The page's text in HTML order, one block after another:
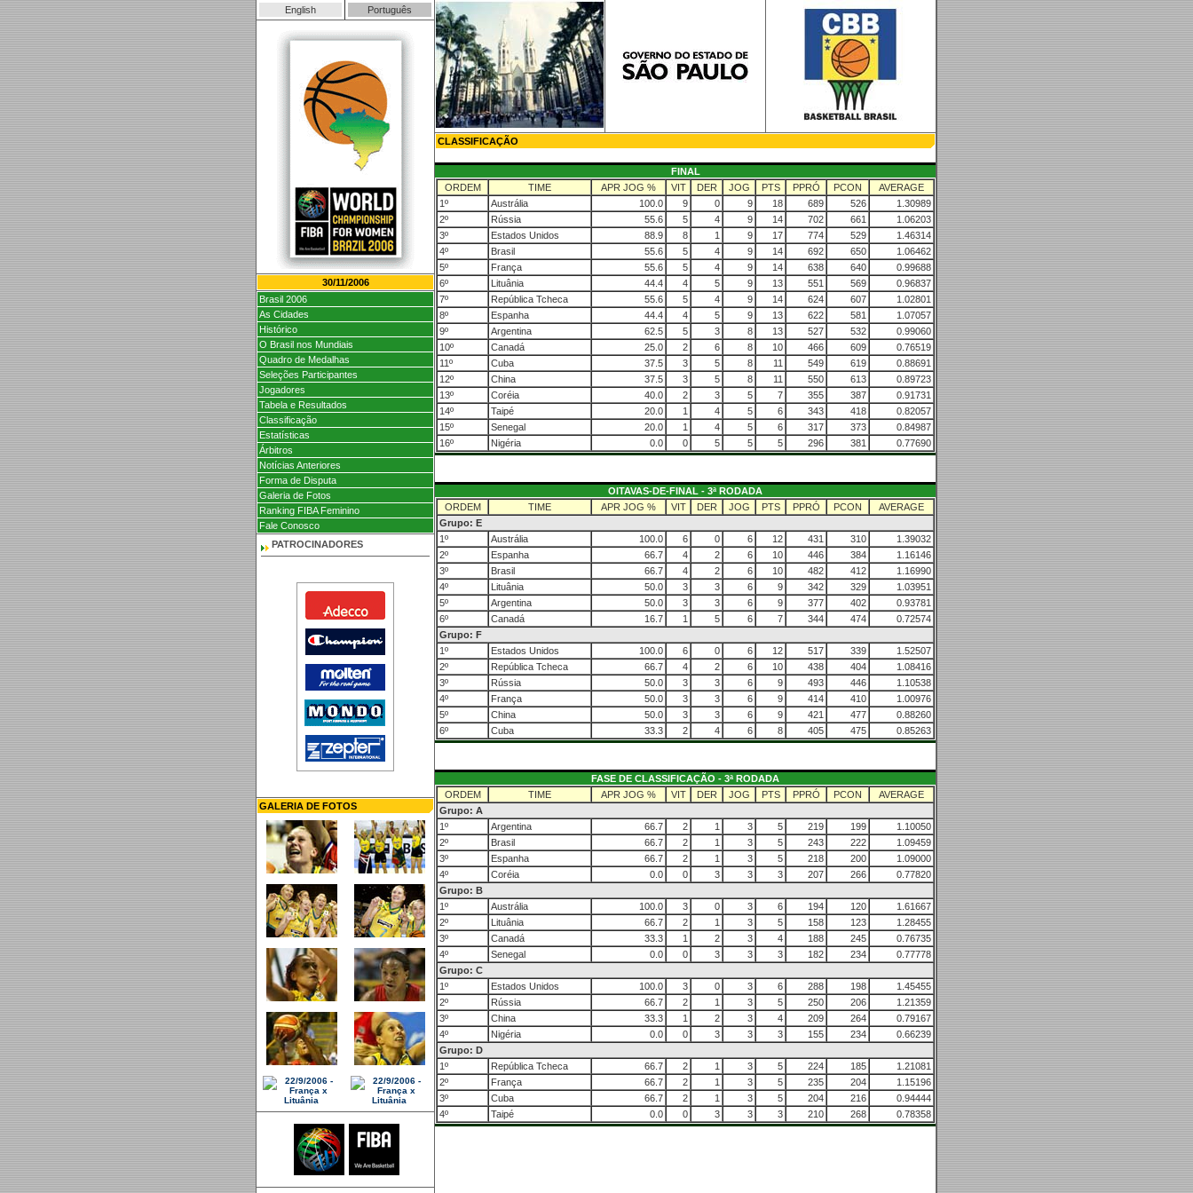
English Português
30/11/2006
Brasil 2006
As Cidades
Histórico
O Brasil nos Mundiais
Quadro de Medalhas
Seleções Participantes
Jogadores
Tabela e Resultados
Classificação
Estatísticas
Árbitros
Notícias Anteriores
Forma de Disputa
Galeria de Fotos
Ranking FIBA Feminino
Fale Conosco
PATROCINADORES
GALERIA DE FOTOS
CLASSIFICAÇÃO
FINAL
ORDEM
TIME APR JOG % VIT DER JOG PTS PPRÓ PCON
AVERAGE
1º
Austrália 100.0 9 0 9 18 689 526
1.30989
2º
Rússia 55.6 5 4 9 14 702 661
1.06203
3º
Estados Unidos 88.9 8 1 9 17 774 529
1.46314
4º
Brasil 55.6 5 4 9 14 692 650
1.06462
5º
França 55.6 5 4 9 14 638 640
0.99688
6º
Lituânia 44.4 4 5 9 13 551 569
0.96837
7º
República Tcheca 55.6 5 4 9 14 624 607
1.02801
8º
Espanha 44.4 4 5 9 13 622 581
1.07057
9º
Argentina 62.5 5 3 8 13 527 532
0.99060
10º
Canadá 25.0 2 6 8 10 466 609
0.76519
11º
Cuba 37.5 3 5 8 11 549 619
0.88691
12º
China 37.5 3 5 8 11 550 613
0.89723
13º
Coréia 40.0 2 3 5 7 355 387
0.91731
14º
Taipé 20.0 1 4 5 6 343 418
0.82057
15º
Senegal 20.0 1 4 5 6 317 373
0.84987
16º
Nigéria 0.0 0 5 5 5 296 381 0.77690
OITAVAS-DE-FINAL - 3ª RODADA
ORDEM
TIME APR JOG % VIT DER JOG PTS PPRÓ PCON
AVERAGE
Grupo: E
1º
Austrália 100.0 6 0 6 12 431 310
1.39032
2º
Espanha 66.7 4 2 6 10 446 384
1.16146
3º
Brasil 66.7 4 2 6 10 482 412
1.16990
4º
Lituânia 50.0 3 3 6 9 342 329
1.03951
5º
Argentina 50.0 3 3 6 9 377 402
0.93781
6º
Canadá 16.7 1 5 6 7 344 474
0.72574
Grupo: F
1º
Estados Unidos 100.0 6 0 6 12 517 339
1.52507
2º
República Tcheca 66.7 4 2 6 10 438 404
1.08416
3º
Rússia 50.0 3 3 6 9 493 446
1.10538
4º
França 50.0 3 3 6 9 414 410
1.00976
5º
China 50.0 3 3 6 9 421 477
0.88260
6º
Cuba 33.3 2 4 6 8 405 475 0.85263
FASE DE CLASSIFICAÇÃO - 3ª RODADA
ORDEM
TIME APR JOG % VIT DER JOG PTS PPRÓ PCON
AVERAGE
Grupo: A
1º
Argentina 66.7 2 1 3 5 219 199
1.10050
2º
Brasil 66.7 2 1 3 5 243 222
1.09459
3º
Espanha 66.7 2 1 3 5 218 200
1.09000
4º
Coréia 0.0 0 3 3 3 207 266
0.77820
Grupo: B
1º
Austrália 100.0 3 0 3 6 194 120
1.61667
2º
Lituânia 66.7 2 1 3 5 158 123
1.28455
3º
Canadá 33.3 1 2 3 4 188 245
0.76735
4º
Senegal 0.0 0 3 3 3 182 234
0.77778
Grupo: C
1º
Estados Unidos 100.0 3 0 3 6 288 198
1.45455
2º
Rússia 66.7 2 1 3 5 250 206
1.21359
3º
China 33.3 1 2 3 4 209 264
0.79167
4º
Nigéria 0.0 0 3 3 3 155 234
0.66239
Grupo: D
1º
República Tcheca 66.7 2 1 3 5 224 185
1.21081
2º
França 66.7 2 1 3 5 235 204
1.15196
3º
Cuba 66.7 2 1 3 5 204 216
0.94444
4º
Taipé 0.0 0 3 3 3 210 268 0.78358